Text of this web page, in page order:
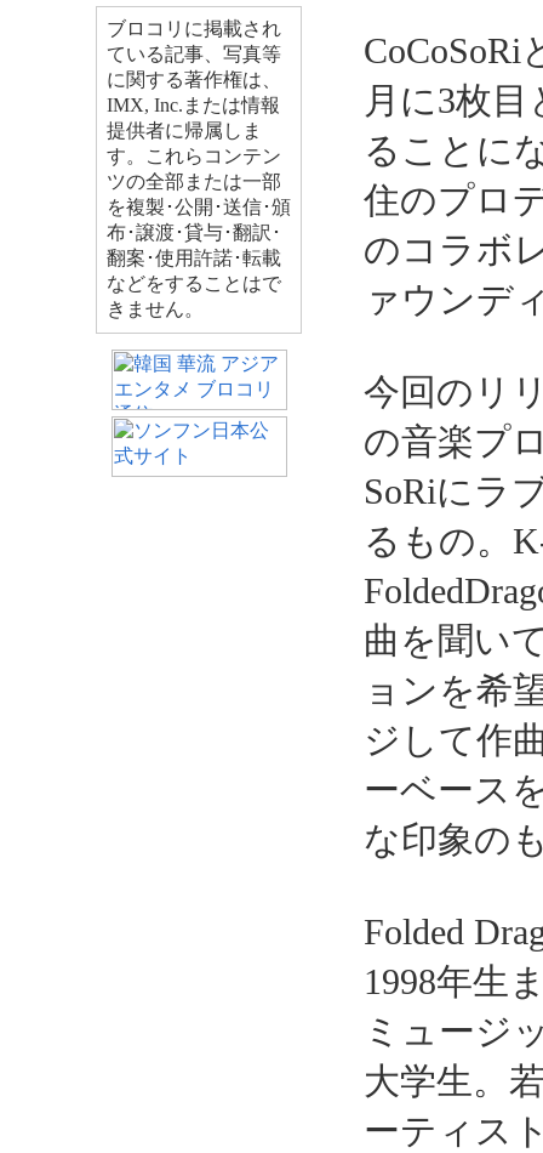
ブロコリに掲載され
ている記事、写真等
に関する著作権は、
IMX, Inc.または情報
提供者に帰属しま
す。これらコンテン
ツの全部または一部
を複製･公開･送信･頒
布･譲渡･貸与･翻訳･
翻案･使用許諾･転載
などをすることはで
きません。
月に3枚
ることに
住のプロ
のコラボ
ァウンデ
今回のリ
の音楽プ
SoRiにラ
るもの。
曲を聞い
ョンを希
ジして作
ーベース
な印象の
Folded
1998年生
ミュージ
大学生。
ーティス